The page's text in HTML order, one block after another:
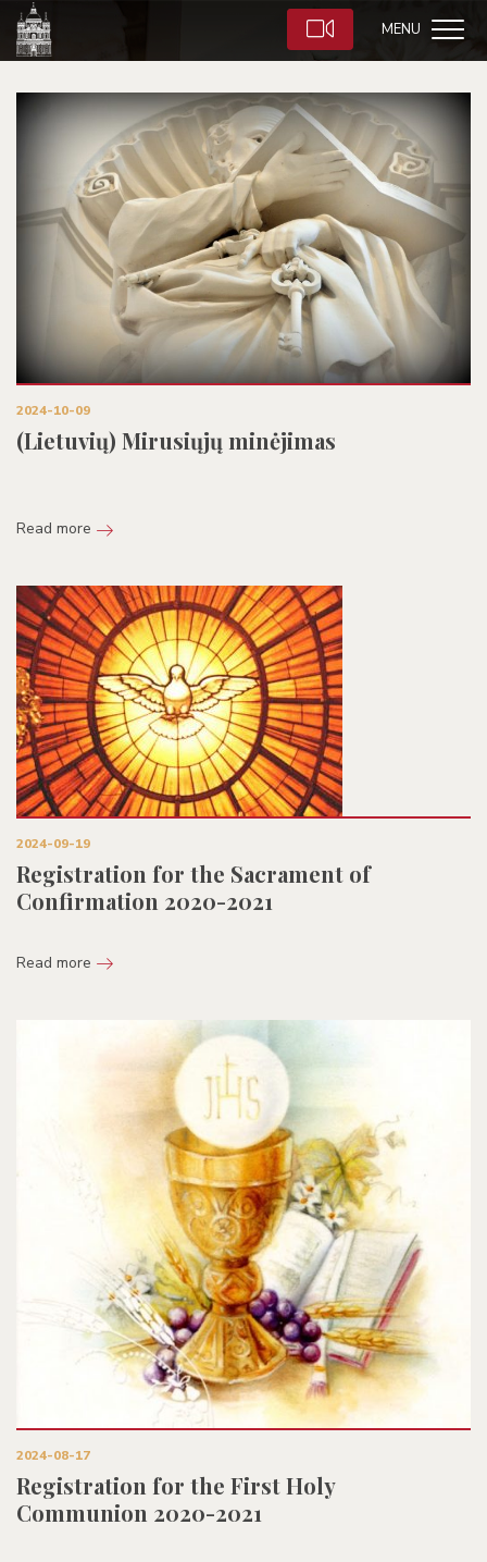
MENU
2024-10-09
(Lietuvių) Mirusiųjų minėjimas
Read more
2024-09-19
Registration for the Sacrament of
Confirmation 2020-2021
Read more
2024-08-17
Registration for the First Holy
Communion 2020-2021